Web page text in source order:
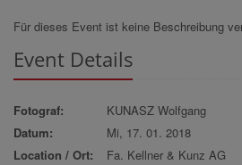
Für dieses Event ist keine Beschreibung
Event Details
Fotograf:
KUNASZ Wolfgang
Datum:
Mi, 17. 01. 2018
Location / Ort:
Fa. Kellner & Kunz AG